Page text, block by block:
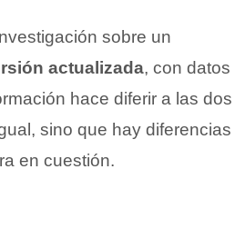
sobre un
actualizada, con datos
hace diferir a las dos
sino que hay diferencias
en cuestión.